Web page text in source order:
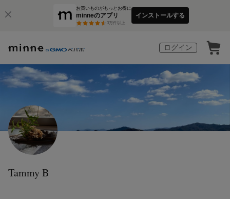
お買いものがもっとお得に
minneのアプリ
3万件以上
インストールする
ログイン
Tammy B